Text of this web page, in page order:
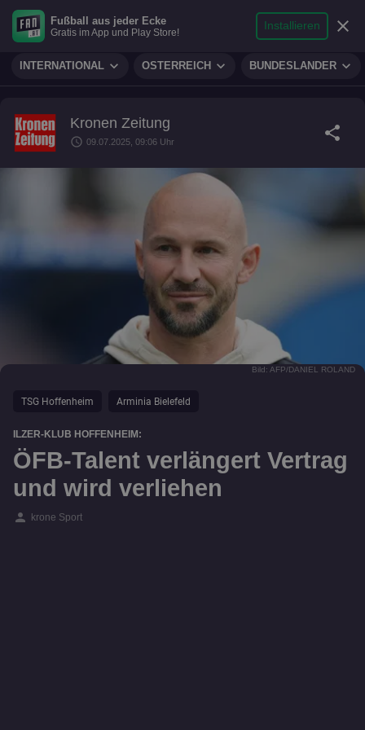
sports_soccer FUSSBALLexpand_more search
Suche
micro
Reporter
person
Login
INTERNATIONAL expand_more ÖSTERREICH expand_more BUNDESLÄNDER expand_more
Fußball aus jeder Ecke
Gratis im App und Play Store!
Installieren close
Kronen Zeitung
schedule 09.07.2025, 09:06 Uhr share
Bild: AFP/DANIEL ROLAND
TSG Hoffenheim Arminia Bielefeld
ILZER-KLUB HOFFENHEIM:
ÖFB-Talent verlängert Vertrag
und wird verliehen
person krone Sport